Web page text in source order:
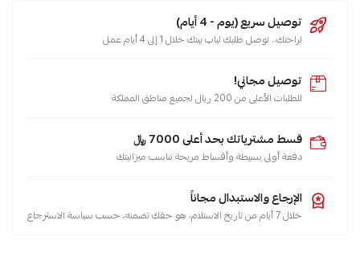
توصيل سريع (يوم - 4 أيام)
لراحتك.. نوصل طلبك لباب بيتك خلال 1 إلى 4 أيام عمل
توصيل مجاني!
للطلبات الأعلى من 200 ريال لجميع مناطق المملكة
قسط مشترياتك بحد أعلى 7000 ﷼
دفعة أولى بسيطة وأقساط مريحة تناسب ميزانيتك
الإرجاع والاستبدال مجاناً
خلال 7 أيام من تاريخ الاستلام، هو حقك تضمنه، حسب سياسة الاسترجاع